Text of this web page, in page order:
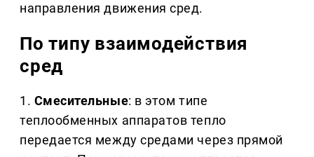
направления движения сред.
По типу взаимодействия
сред
1. Смесительные: в этом типе
теплообменных аппаратов тепло
передается между средами через прямой